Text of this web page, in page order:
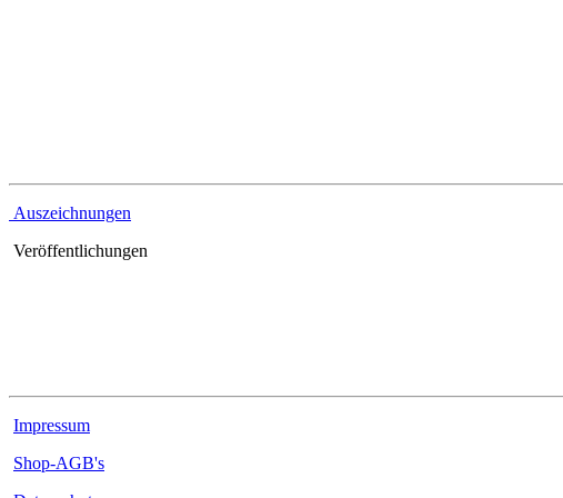
Auszeichnungen
Veröffentlichungen
Impressum
Shop-AGB's